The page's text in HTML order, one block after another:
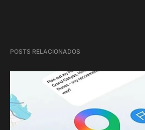
POSTS RELACIONADOS